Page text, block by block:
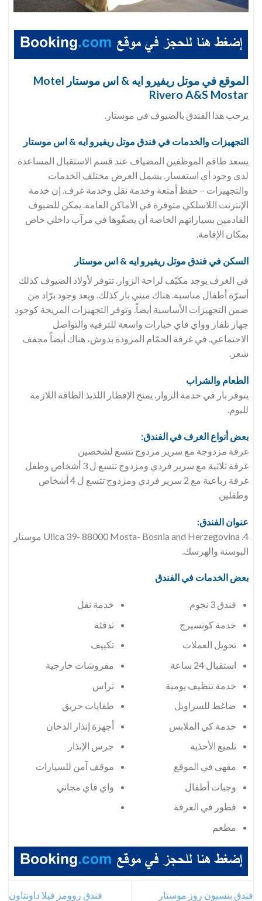
الموقع في موتل ريفيرو ايه & اس موستار Motel
Rivero A&S Mostar
يرحب هذا الفندق بالضيوف في موستار.
التجهيزات والخدمات في فندق موتل ريفيرو ايه & اس موستار
يسعد طاقم الموظفين المضياف عند قسم الاستقبال المساعدة
لدى وجود أي استفسار. يشمل العرض مختلف الخدمات
والتجهيزات – حفظ أمتعة وخدمة نقل وخدمة غرف. إن خدمة
الإنترنت اللاسلكي متوفرة في الأماكن العامة. يمكن للضيوف
القادمين بسياراتهم الخاصة أن يصفّوها في مرآب داخلي خاص
بمكان الإقامة.
السكن في فندق موتل ريفيرو ايه & اس موستار
في الغرف يوجد مكيّف لراحة الزوار. تتوفر لأولاد الضيوف كذلك
أسرّة أطفال مناسبة. هناك ميني بار كذلك. ويعد وجود برّاد من
ضمن التجهيزات الأساسية أيضاً. وتوفر التجهيزات المريحة كوجود
جهاز تلفاز وواي فاي خيارات واسعة للترفيه والتواصل
الاجتماعي. في غرفة الحمّام المزودة بدوش، هناك أيضاً مجفف
شعر.
الطعام والشراب
يتوفر بار في خدمة الزوار. يمنح الإفطار اللذيذ الطاقة اللازمة
لليوم.
بعض أنواع الغرف في الفندق:
غرفة مزدوجة مع سرير مزدوج تتسع لشخصين
غرفة ثلاثية مع سرير فردي ومزدوج تتسع ل 3 أشخاص وطفل
غرفة رباعية مع 2 سرير فردي ومزدوج تتسع ل 4 أشخاص
وطفلين
عنوان الفندق:
4. Ulica 39- 88000 Mosta- Bosnia and Herzegovina موستار
البوسنة والهرسك.
بعض الخدمات في الفندق
فندق 3 نجوم
خدمة كونسيرج
تحويل العملات
استقبال 24 ساعة
خدمة تنظيف يومية
ضاغط للسراويل
خدمة كي الملابس
تلميع الأحذية
مقهى في الموقع
وجبات أطفال
فطور في الغرفة
مطعم
خدمة نقل
تدفئة
تكييف
مفروشات خارجية
تراس
طفايات حريق
أجهزة إنذار الدخان
جرس الإنذار
موقف آمن للسيارات
واي فاي مجاني
فندق بنسيون روز موستار
فندق روومز فيلا داونتاون